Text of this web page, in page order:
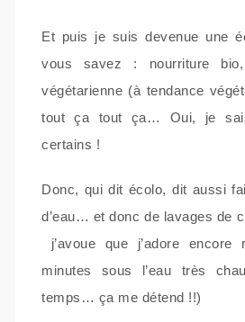
Et puis je suis devenue une
vous savez : nourriture
végétarienne (à tendance
tout ça tout ça… Oui, je
certains !
Donc, qui dit écolo, dit aussi
d’eau… et donc de lavages de
j’avoue que j’adore encore
minutes sous l’eau très
temps… ça me détend !!)